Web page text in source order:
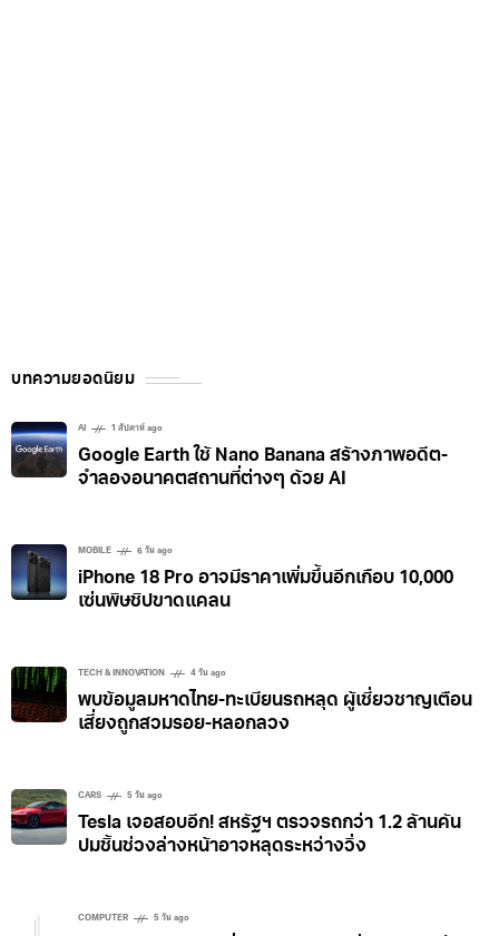
บทความยอดนิยม
AI 1 สัปดาห์ ago
Google Earth ใช้ Nano Banana สร้างภาพอดีต-
จำลองอนาคตสถานที่ต่างๆ ด้วย AI
MOBILE 6 วัน ago
iPhone 18 Pro อาจมีราคาเพิ่มขึ้นอีกเกือบ 10,000
เซ่นพิษชิปขาดแคลน
TECH & INNOVATION 4 วัน ago
พบข้อมูลมหาดไทย-ทะเบียนรถหลุด ผู้เชี่ยวชาญเตือน
เสี่ยงถูกสวมรอย-หลอกลวง
CARS 5 วัน ago
Tesla เจอสอบอีก! สหรัฐฯ ตรวจรถกว่า 1.2 ล้านคัน
ปมชิ้นช่วงล่างหน้าอาจหลุดระหว่างวิ่ง
COMPUTER 5 วัน ago